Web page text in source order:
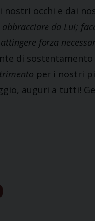
nostri occhi e dai
da Lui;
forza
di
per i nostri
auguri a tutti!